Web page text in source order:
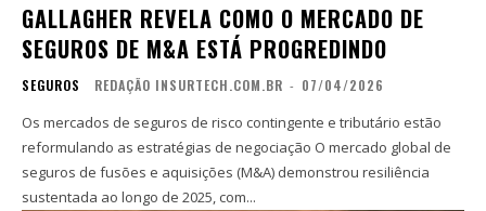
GALLAGHER REVELA COMO O MERCADO DE
SEGUROS DE M&A ESTÁ PROGREDINDO
SEGUROS REDAÇÃO INSURTECH.COM.BR - 07/04/2026
Os mercados de seguros de risco contingente e tributário estão
reformulando as estratégias de negociação O mercado global de
seguros de fusões e aquisições (M&A) demonstrou resiliência
sustentada ao longo de 2025, com...